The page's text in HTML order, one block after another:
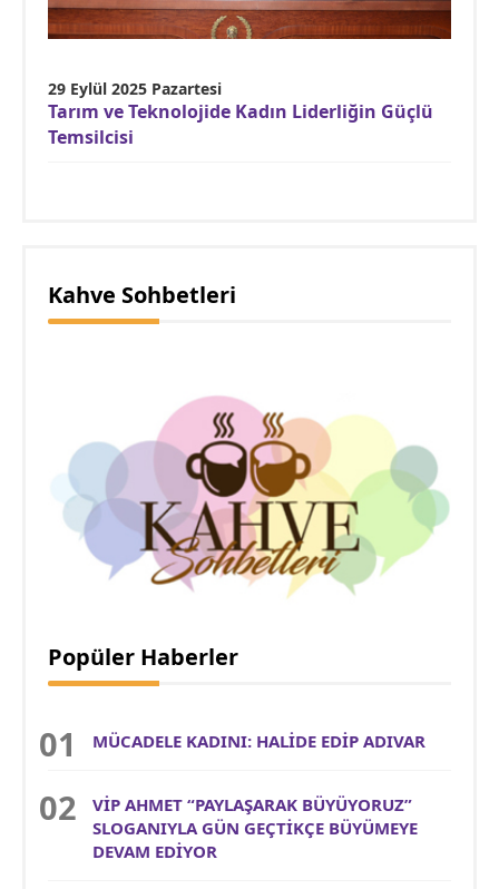
29 Eylül 2025 Pazartesi
Tarım ve Teknolojide Kadın Liderliğin Güçlü
Temsilcisi
Kahve Sohbetleri
Popüler Haberler
MÜCADELE KADINI: HALİDE EDİP ADIVAR
VİP AHMET “PAYLAŞARAK BÜYÜYORUZ”
SLOGANIYLA GÜN GEÇTİKÇE BÜYÜMEYE
DEVAM EDİYOR